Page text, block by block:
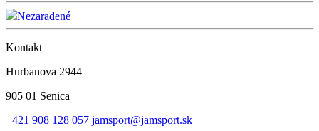
Nezaradené
Kontakt
Hurbanova 2944
905 01 Senica
+421 908 128 057 jamsport@jamsport.sk